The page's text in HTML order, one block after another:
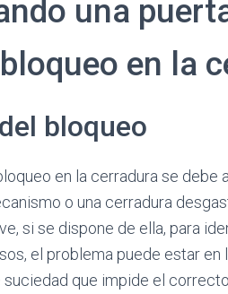
una
en la
bloqueo
en la cerradura se debe
o una cerradura
si se dispone de ella, para
el problema puede estar
que impide el